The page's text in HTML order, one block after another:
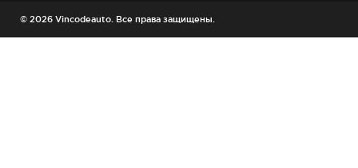
© 2026 Vincodeauto. Все права защищены.